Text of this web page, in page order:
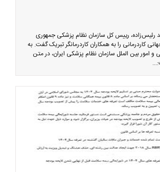
رئیس‌زاده، رییس کل سازمان نظام پزشکی جمهوری
کاردرمانی را به همکاران کاردرمانگر تبریک گفت. به
امور بین الملل سازمان نظام پزشکی ایران، در متن